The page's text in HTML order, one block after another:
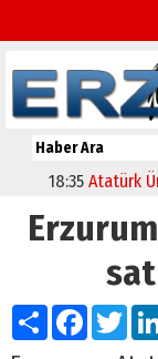
18:35 Atatürk
Paylaş